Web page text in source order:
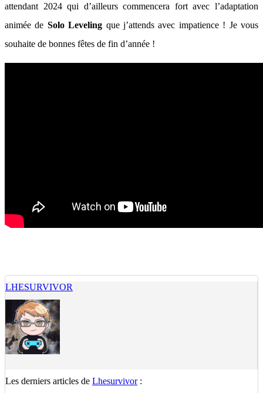
attendant 2024 qui d’ailleurs commencera fort avec l’adaptation
animée de Solo Leveling que j’attends avec impatience ! Je vous
souhaite de bonnes fêtes de fin d’année !
LHESURVIVOR
Les derniers articles de Lhesurvivor: